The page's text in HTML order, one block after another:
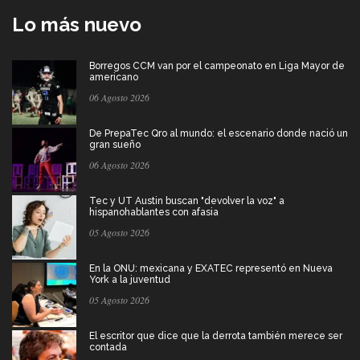
Lo más nuevo
Borregos CCM van por el campeonato en Liga Mayor de
americano
06 Agosto 2026
De PrepaTec Qro al mundo: el escenario donde nació un
gran sueño
06 Agosto 2026
Tec y UT Austin buscan "devolver la voz" a
hispanohablantes con afasia
05 Agosto 2026
En la ONU: mexicana y EXATEC representó en Nueva
York a la juventud
05 Agosto 2026
El escritor que dice que la derrota también merece ser
contada